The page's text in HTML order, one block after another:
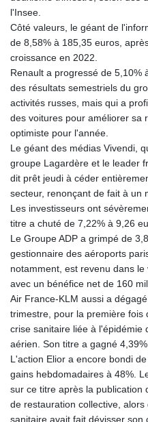
l'Insee.
Côté valeurs, le géant de
de 8,58% à 185,35 euros,
croissance en 2022.
Renault a progressé de 5,10%
des résultats semestriels du
activités russes, mais qui a
des voitures pour améliorer sa
optimiste pour l'année.
Le géant des médias Vivendi,
groupe Lagardère et le leader
dit prêt jeudi à céder
secteur, renonçant de fait à un
Les investisseurs ont
titre a chuté de 7,22% à 9,26
Le Groupe ADP a grimpé de
gestionnaire des aéroports
notamment, est revenu dans
avec un bénéfice net de 160
Air France-KLM aussi a
trimestre, pour la première fois
crise sanitaire liée à l'épidémie
aérien. Son titre a gagné
L'action Elior a encore bondi
gains hebdomadaires à 48%.
sur ce titre après la publication
de restauration collective,
sanitaire avait fait dévisser